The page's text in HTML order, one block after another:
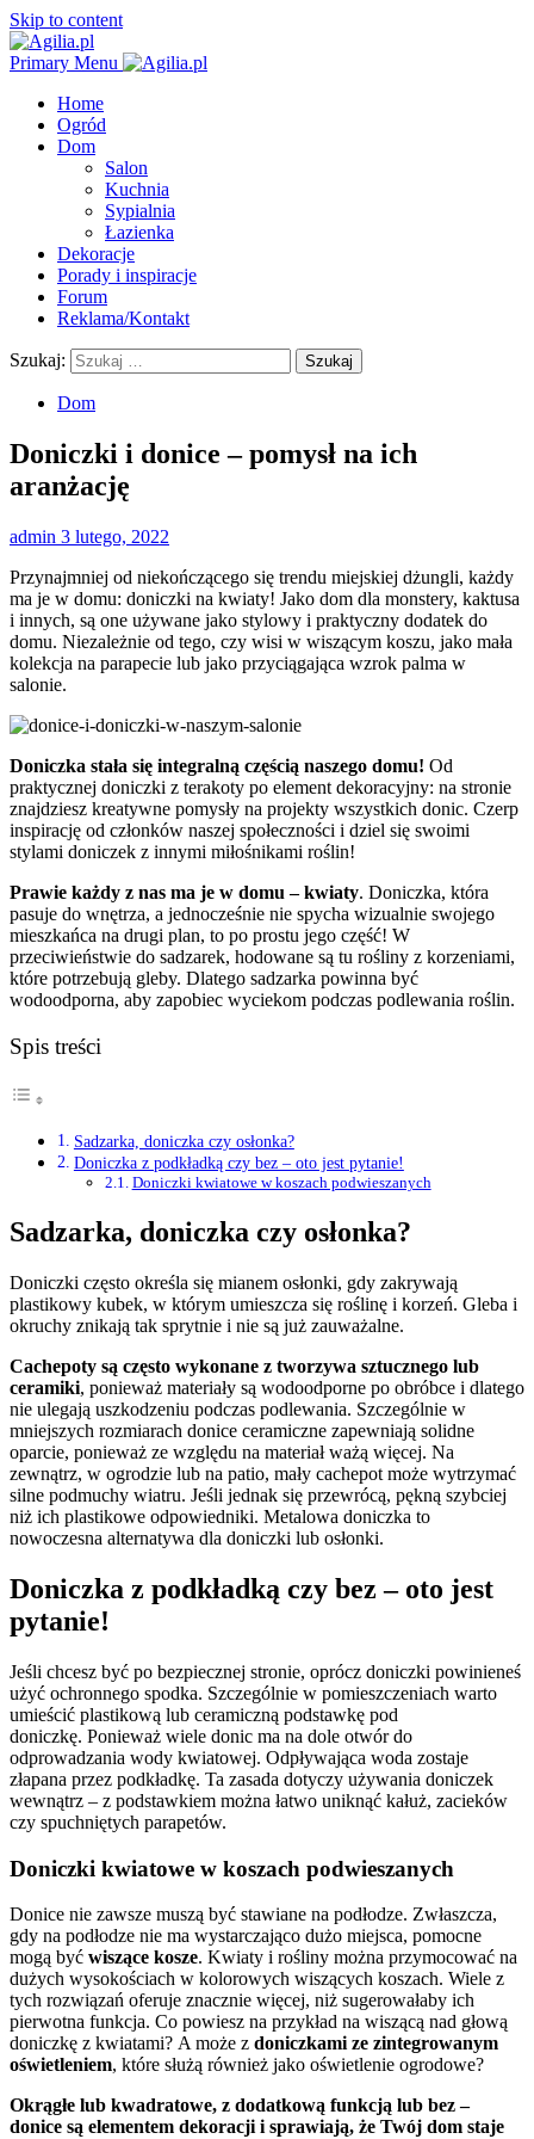
Skip to content
Primary Menu
Home
Ogród
Dom
Salon
Kuchnia
Sypialnia
Łazienka
Dekoracje
Porady i inspiracje
Forum
Reklama/Kontakt
Szukaj:
Dom
Doniczki i donice – pomysł na ich
aranżację
admin 3 lutego, 2022
Przynajmniej od niekończącego się trendu miejskiej dżungli, każdy
ma je w domu: doniczki na kwiaty! Jako dom dla monstery, kaktusa
i innych, są one używane jako stylowy i praktyczny dodatek do
domu. Niezależnie od tego, czy wisi w wiszącym koszu, jako mała
kolekcja na parapecie lub jako przyciągająca wzrok palma w
salonie.
Doniczka stała się integralną częścią naszego domu! Od
praktycznej doniczki z terakoty po element dekoracyjny: na stronie
znajdziesz kreatywne pomysły na projekty wszystkich donic. Czerp
inspirację od członków naszej społeczności i dziel się swoimi
stylami doniczek z innymi miłośnikami roślin!
Prawie każdy z nas ma je w domu – kwiaty. Doniczka, która
pasuje do wnętrza, a jednocześnie nie spycha wizualnie swojego
mieszkańca na drugi plan, to po prostu jego część! W
przeciwieństwie do sadzarek, hodowane są tu rośliny z korzeniami,
które potrzebują gleby. Dlatego sadzarka powinna być
wodoodporna, aby zapobiec wyciekom podczas podlewania roślin.
Spis treści
Sadzarka, doniczka czy osłonka?
Doniczka z podkładką czy bez – oto jest pytanie!
Doniczki kwiatowe w koszach podwieszanych
Sadzarka, doniczka czy osłonka?
Doniczki często określa się mianem osłonki, gdy zakrywają
plastikowy kubek, w którym umieszcza się roślinę i korzeń. Gleba i
okruchy znikają tak sprytnie i nie są już zauważalne.
Cachepoty są często wykonane z tworzywa sztucznego lub
ceramiki, ponieważ materiały są wodoodporne po obróbce i dlatego
nie ulegają uszkodzeniu podczas podlewania. Szczególnie w
mniejszych rozmiarach donice ceramiczne zapewniają solidne
oparcie, ponieważ ze względu na materiał ważą więcej. Na
zewnątrz, w ogrodzie lub na patio, mały cachepot może wytrzymać
silne podmuchy wiatru. Jeśli jednak się przewrócą, pękną szybciej
niż ich plastikowe odpowiedniki. Metalowa doniczka to
nowoczesna alternatywa dla doniczki lub osłonki.
Doniczka z podkładką czy bez – oto jest
pytanie!
Jeśli chcesz być po bezpiecznej stronie, oprócz doniczki powinieneś
użyć ochronnego spodka. Szczególnie w pomieszczeniach warto
umieścić plastikową lub ceramiczną podstawkę pod
doniczkę. Ponieważ wiele donic ma na dole otwór do
odprowadzania wody kwiatowej. Odpływająca woda zostaje
złapana przez podkładkę. Ta zasada dotyczy używania doniczek
wewnątrz – z podstawkiem można łatwo uniknąć kałuż, zacieków
czy spuchniętych parapetów.
Doniczki kwiatowe w koszach podwieszanych
Donice nie zawsze muszą być stawiane na podłodze. Zwłaszcza,
gdy na podłodze nie ma wystarczająco dużo miejsca, pomocne
mogą być wiszące kosze. Kwiaty i rośliny można przymocować na
dużych wysokościach w kolorowych wiszących koszach. Wiele z
tych rozwiązań oferuje znacznie więcej, niż sugerowałaby ich
pierwotna funkcja. Co powiesz na przykład na wiszącą nad głową
doniczkę z kwiatami? A może z doniczkami ze zintegrowanym
oświetleniem, które służą również jako oświetlenie ogrodowe?
Okrągłe lub kwadratowe, z dodatkową funkcją lub bez –
donice są elementem dekoracji i sprawiają, że Twój dom staje